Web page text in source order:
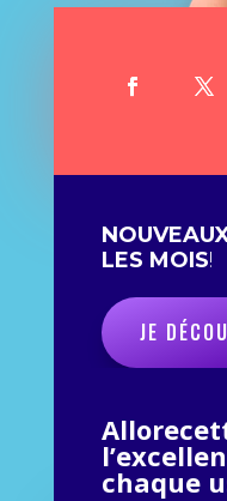
LES MOIS!
JE
chaque